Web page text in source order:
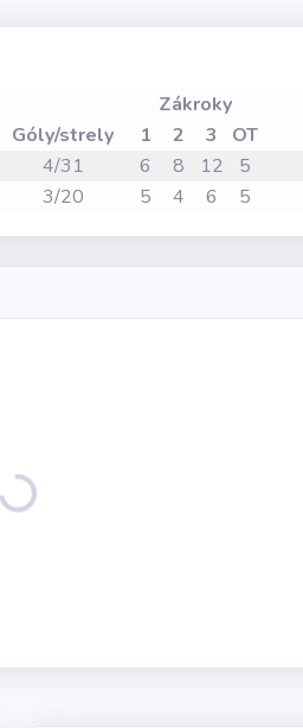
Zákroky
Góly/strely 1 2 3 OT
4/31 6 8 12 5
3/20 5 4 6 5
Loading...